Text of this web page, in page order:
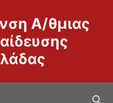
Α/θμιας